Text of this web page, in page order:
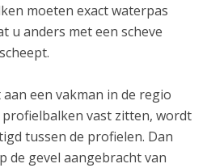
moeten exact waterpas
u anders met een scheve
een vakman in de regio
vast zitten, wordt
tussen de profielen. Dan
de gevel aangebracht van